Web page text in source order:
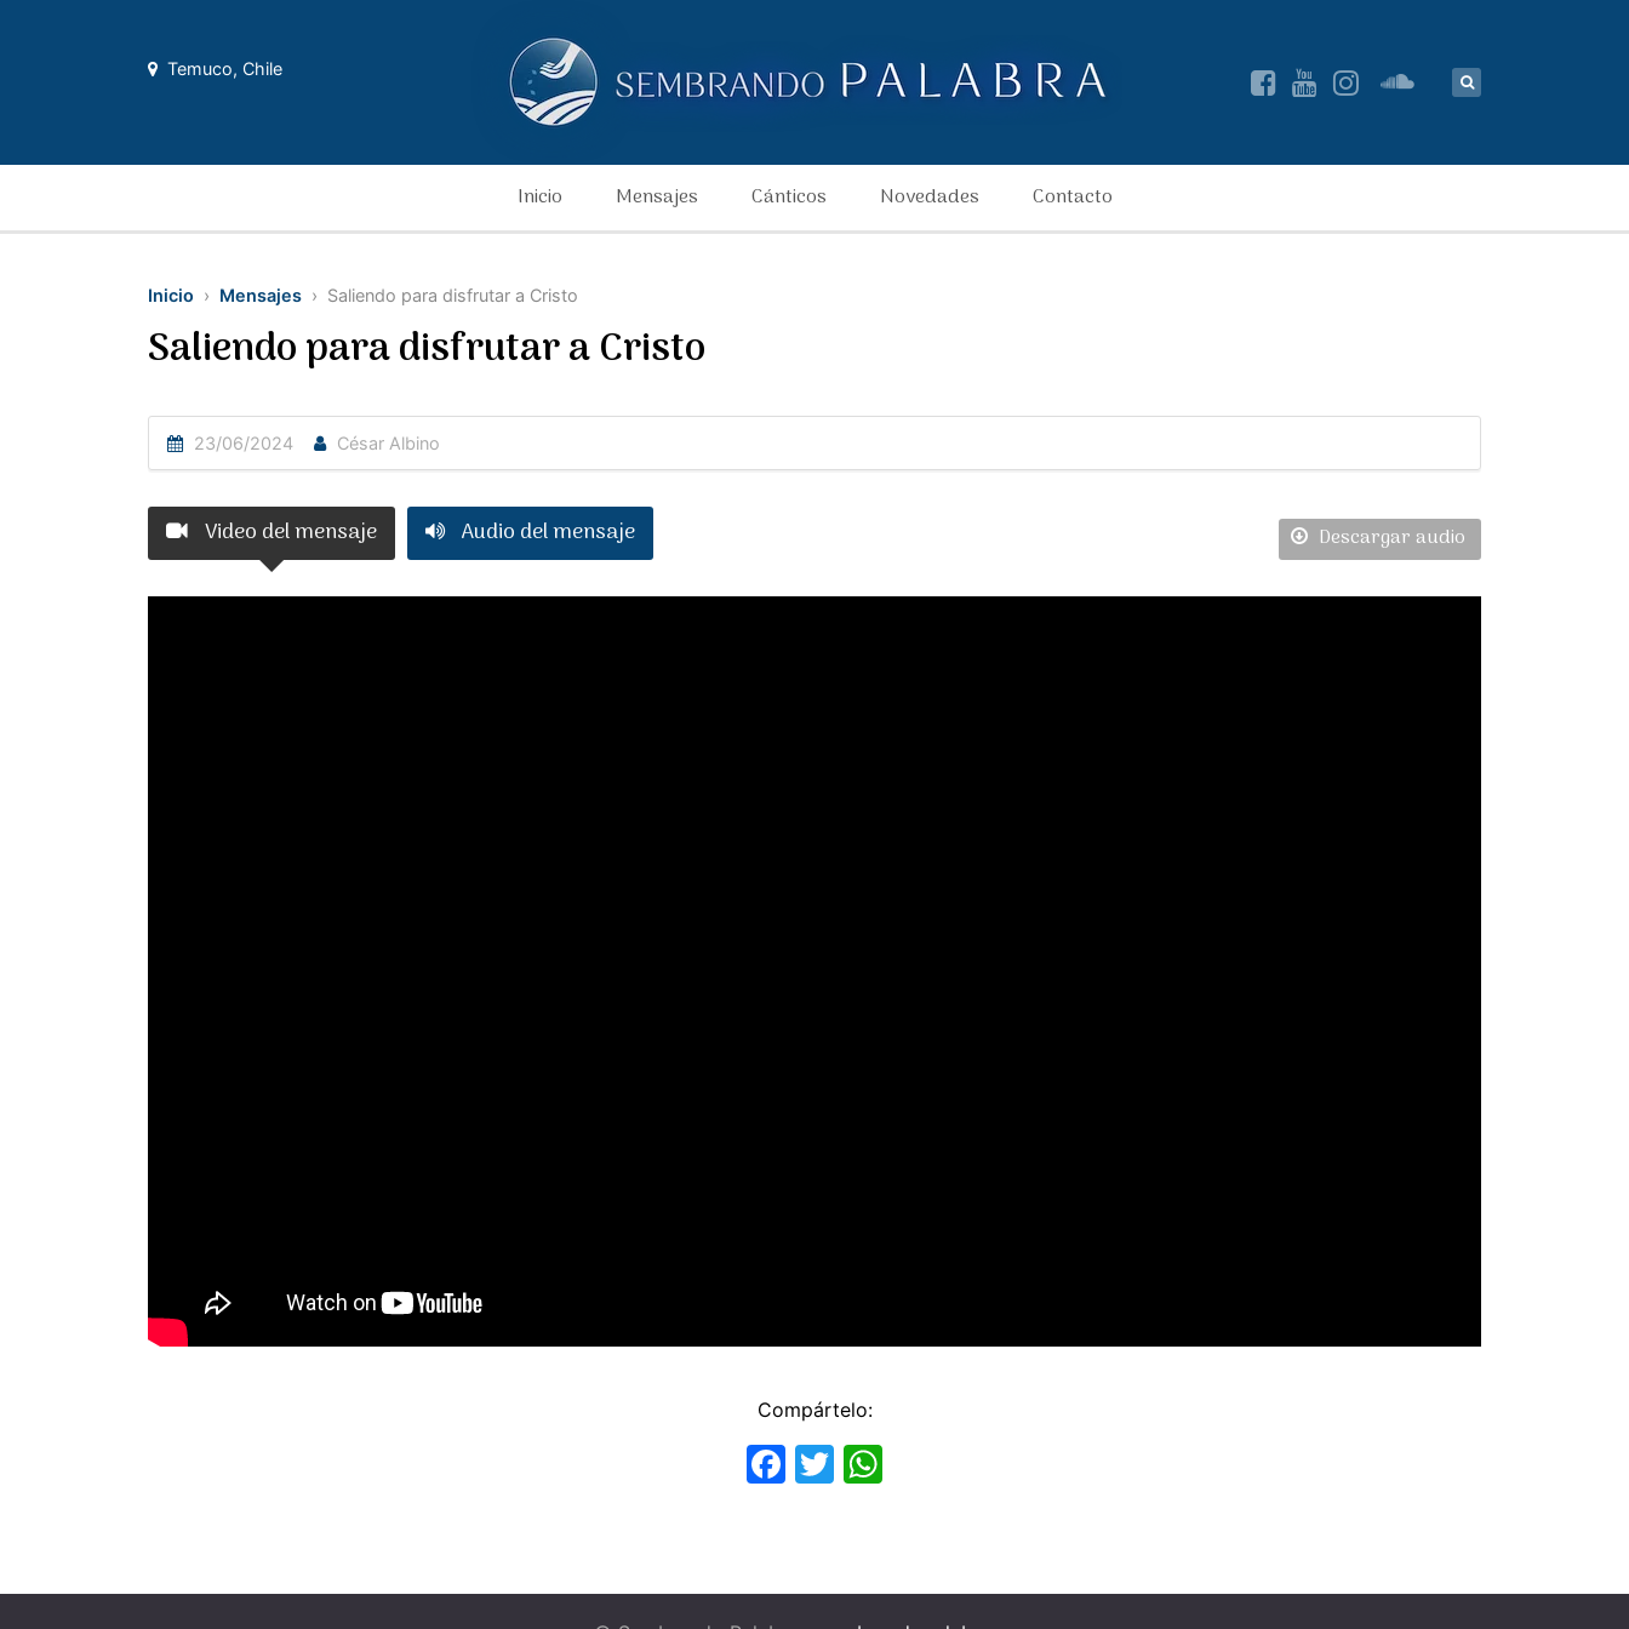
Temuco, Chile
Inicio Mensajes Cánticos Novedades Contacto
Inicio › Mensajes › Saliendo para disfrutar a Cristo
Saliendo para disfrutar a Cristo
23/06/2024 César Albino
Video del mensaje Audio del mensaje Descargar audio
Compártelo:
Facebook
Twitter